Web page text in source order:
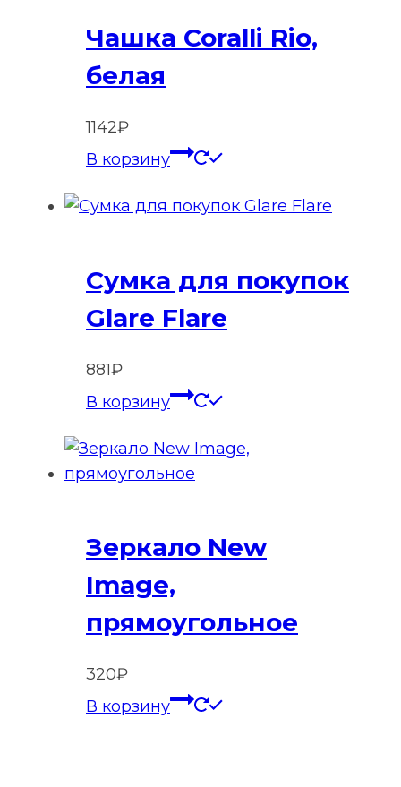
Чашка Coralli Rio,
белая
1142₽
В корзину
Сумка для покупок
Glare Flare
881₽
В корзину
Зеркало New
Image,
прямоугольное
320₽
В корзину